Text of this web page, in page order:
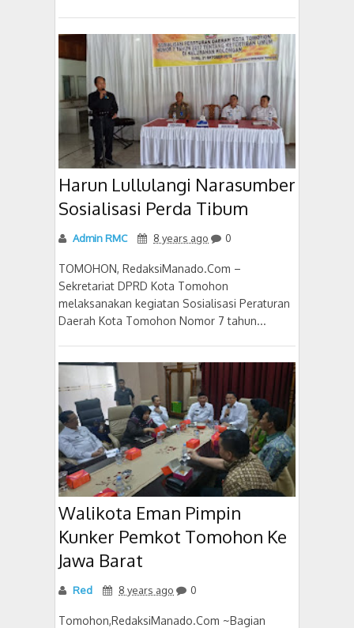
Harun Lullulangi Narasumber
Sosialisasi Perda Tibum
Admin RMC 8 years ago 0
TOMOHON, RedaksiManado.Com –
Sekretariat DPRD Kota Tomohon
melaksanakan kegiatan Sosialisasi Peraturan
Daerah Kota Tomohon Nomor 7 tahun...
Walikota Eman Pimpin
Kunker Pemkot Tomohon Ke
Jawa Barat
Red 8 years ago 0
Tomohon,RedaksiManado.Com ~Bagian